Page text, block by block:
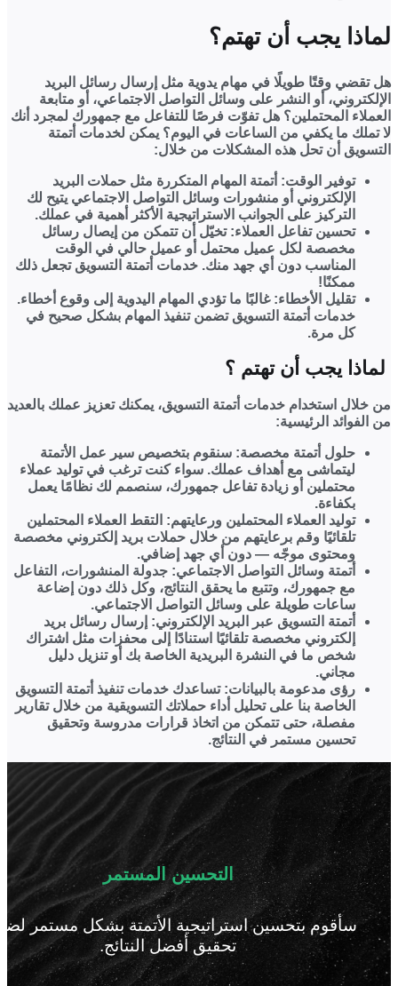
لماذا يجب أن تهتم؟
هل تقضي وقتًا طويلًا في مهام يدوية مثل إرسال رسائل البريد
الإلكتروني، أو النشر على وسائل التواصل الاجتماعي، أو متابعة
العملاء المحتملين؟ هل تفوّت فرصًا للتفاعل مع جمهورك لمجرد أنك
لا تملك ما يكفي من الساعات في اليوم؟ يمكن لخدمات أتمتة
التسويق أن تحل هذه المشكلات من خلال:
توفير الوقت:أتمتة المهام المتكررة مثل حملات البريد
الإلكتروني أو منشورات وسائل التواصل الاجتماعي يتيح لك
التركيز على الجوانب الاستراتيجية الأكثر أهمية في عملك.
تحسين تفاعل العملاء:تخيّل أن تتمكن من إيصال رسائل
مخصصة لكل عميل محتمل أو عميل حالي في الوقت
المناسب دون أي جهد منك. خدمات أتمتة التسويق تجعل ذلك
ممكنًا!
تقليل الأخطاء:غالبًا ما تؤدي المهام اليدوية إلى وقوع أخطاء.
خدمات أتمتة التسويق تضمن تنفيذ المهام بشكل صحيح في
كل مرة.
لماذا يجب أن تهتم ؟
من خلال استخدام خدمات أتمتة التسويق، يمكنك تعزيز عملك بالعديد
من الفوائد الرئيسية:
حلول أتمتة مخصصة:سنقوم بتخصيص سير عمل الأتمتة
ليتماشى مع أهداف عملك. سواء كنت ترغب في توليد عملاء
محتملين أو زيادة تفاعل جمهورك، سنصمم لك نظامًا يعمل
بكفاءة.
توليد العملاء المحتملين ورعايتهم:التقط العملاء المحتملين
تلقائيًا وقم برعايتهم من خلال حملات بريد إلكتروني مخصصة
ومحتوى موجّه — دون أي جهد إضافي.
أتمتة وسائل التواصل الاجتماعي:جدولة المنشورات، التفاعل
مع جمهورك، وتتبع ما يحقق النتائج، وكل ذلك دون إضاعة
ساعات طويلة على وسائل التواصل الاجتماعي.
أتمتة التسويق عبر البريد الإلكتروني:إرسال رسائل بريد
إلكتروني مخصصة تلقائيًا استنادًا إلى محفزات مثل اشتراك
شخص ما في النشرة البريدية الخاصة بك أو تنزيل دليل
مجاني.
رؤى مدعومة بالبيانات:تساعدك خدمات تنفيذ أتمتة التسويق
الخاصة بنا على تحليل أداء حملاتك التسويقية من خلال تقارير
مفصلة، حتى تتمكن من اتخاذ قرارات مدروسة وتحقيق
تحسين مستمر في النتائج.
التحسين المستمر
سأقوم بتحسين استراتيجية الأتمتة بشكل مستمر
تحقيق أفضل النتائج.